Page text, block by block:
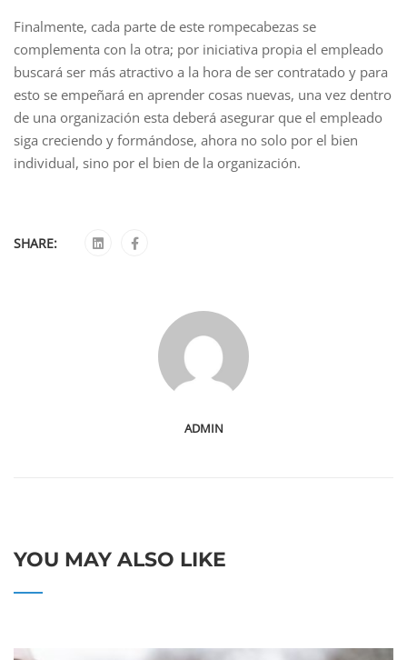
Finalmente, cada parte de este rompecabezas se
complementa con la otra; por iniciativa propia el empleado
buscará ser más atractivo a la hora de ser contratado y para
esto se empeñará en aprender cosas nuevas, una vez dentro
de una organización esta deberá asegurar que el empleado
siga creciendo y formándose, ahora no solo por el bien
individual, sino por el bien de la organización.
SHARE:
ADMIN
YOU MAY ALSO LIKE